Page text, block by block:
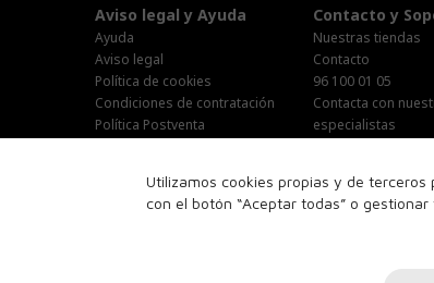
Utilizamos cookies propias y de
con el botón “Aceptar todas” o
Aviso legal y Ayuda
Ayuda
Aviso legal
Política de cookies
Condiciones de contratación
Política Postventa
Contacto y
Nuestras tiendas
Contacto
96 100 01 05
Contacta con
especialistas
Lunes-Jueves :
Viernes : 9:00h-